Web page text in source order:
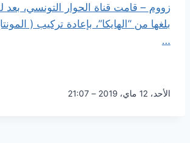
زووم – قامت قناة الحوار التونسي، بعد
بلغها من “الهايكا”، بإعادة تركيب (
…
الأحد، 12 ماي، 2019 – 21:07